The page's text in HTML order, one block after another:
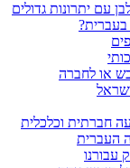
עם יתרונות גדולים
בעברית?
חברתית וכלכלית
העברית